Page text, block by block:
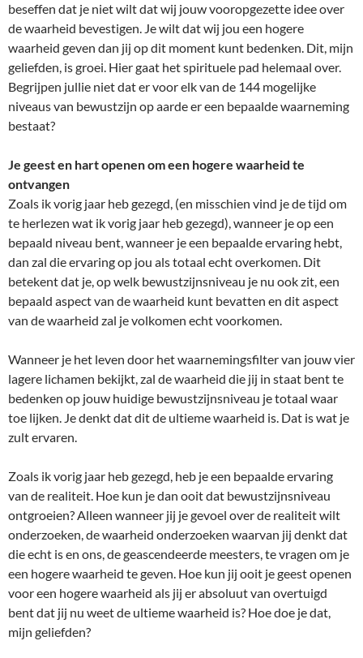
beseffen dat je niet wilt dat wij jouw vooropgezette idee over
de waarheid bevestigen. Je wilt dat wij jou een hogere
waarheid geven dan jij op dit moment kunt bedenken. Dit, mijn
geliefden, is groei. Hier gaat het spirituele pad helemaal over.
Begrijpen jullie niet dat er voor elk van de 144 mogelijke
niveaus van bewustzijn op aarde er een bepaalde waarneming
bestaat?
Je geest en hart openen om een hogere waarheid te
ontvangen
Zoals ik vorig jaar heb gezegd, (en misschien vind je de tijd om
te herlezen wat ik vorig jaar heb gezegd), wanneer je op een
bepaald niveau bent, wanneer je een bepaalde ervaring hebt,
dan zal die ervaring op jou als totaal echt overkomen. Dit
betekent dat je, op welk bewustzijnsniveau je nu ook zit, een
bepaald aspect van de waarheid kunt bevatten en dit aspect
van de waarheid zal je volkomen echt voorkomen.
Wanneer je het leven door het waarnemingsfilter van jouw vier
lagere lichamen bekijkt, zal de waarheid die jij in staat bent te
bedenken op jouw huidige bewustzijnsniveau je totaal waar
toe lijken. Je denkt dat dit de ultieme waarheid is. Dat is wat je
zult ervaren.
Zoals ik vorig jaar heb gezegd, heb je een bepaalde ervaring
van de realiteit. Hoe kun je dan ooit dat bewustzijnsniveau
ontgroeien? Alleen wanneer jij je gevoel over de realiteit wilt
onderzoeken, de waarheid onderzoeken waarvan jij denkt dat
die echt is en ons, de geascendeerde meesters, te vragen om je
een hogere waarheid te geven. Hoe kun jij ooit je geest openen
voor een hogere waarheid als jij er absoluut van overtuigd
bent dat jij nu weet de ultieme waarheid is? Hoe doe je dat,
mijn geliefden?